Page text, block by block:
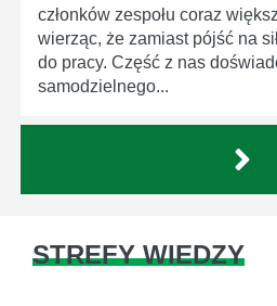
członków zespołu coraz
wierząc, że zamiast pójść na
do pracy. Część z nas
samodzielnego...
STREFY WIEDZY